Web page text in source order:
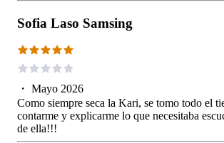
Sofia Laso Samsing
・ Mayo 2026
Como siempre seca la Kari, se tomo todo el
contarme y explicarme lo que necesitaba
de ella!!!